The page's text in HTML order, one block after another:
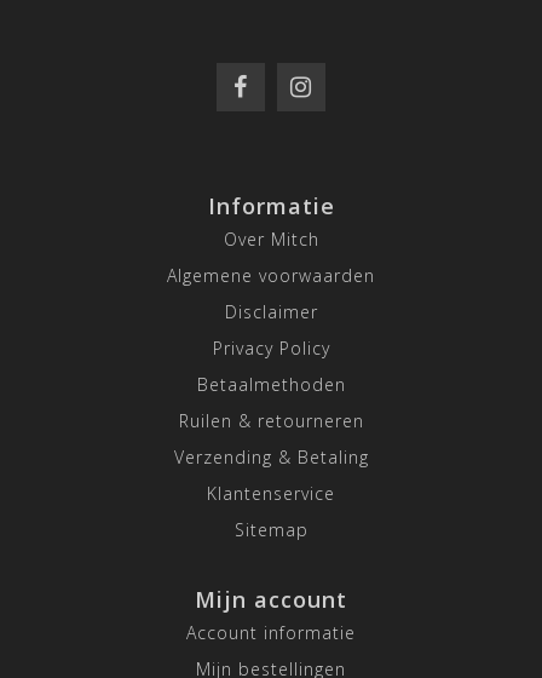
Informatie
Over Mitch
Algemene voorwaarden
Disclaimer
Privacy Policy
Betaalmethoden
Ruilen & retourneren
Verzending & Betaling
Klantenservice
Sitemap
Mijn account
Account informatie
Mijn bestellingen